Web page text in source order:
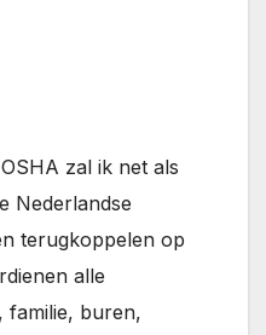
zal ik net als
Nederlandse
terugkoppelen op
alle
familie, buren,